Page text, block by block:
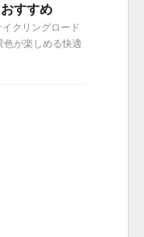
すすめ
クリングロード
が楽しめる快適